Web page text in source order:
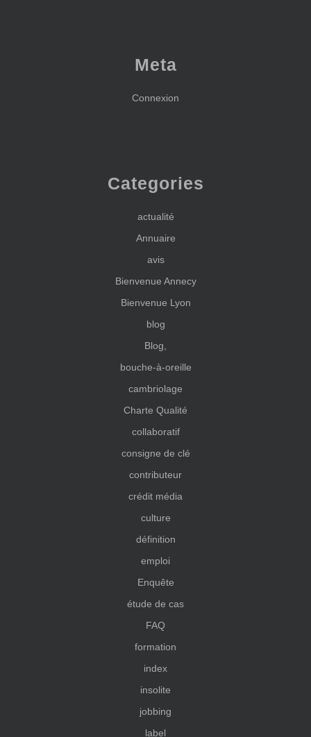
Meta
Connexion
Categories
actualité
Annuaire
avis
Bienvenue Annecy
Bienvenue Lyon
blog
Blog,
bouche-à-oreille
cambriolage
Charte Qualité
collaboratif
consigne de clé
contributeur
crédit média
culture
définition
emploi
Enquête
étude de cas
FAQ
formation
index
insolite
jobbing
label